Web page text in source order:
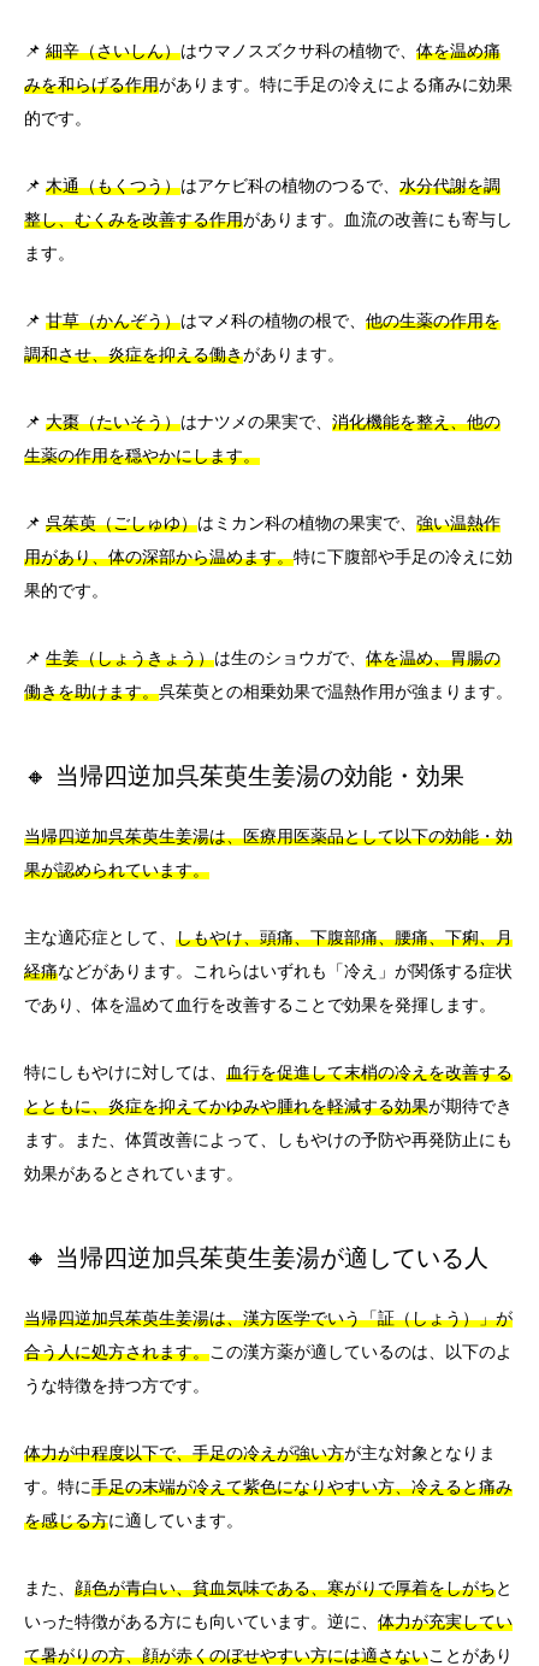
📌 細辛（さいしん）はウマノスズクサ科の植物で、 体を温め痛
みを和らげる作用があります。特に手足の冷えによる痛みに効果
的です。
📌 木通（もくつう）はアケビ科の植物のつるで、 水分代謝を調
整し、むくみを改善する作用があります。血流の改善にも寄与し
ます。
📌 甘草（かんぞう）はマメ科の植物の根で、 他の生薬の作用を
調和させ、炎症を抑える働きがあります。
📌 大棗（たいそう）はナツメの果実で、 消化機能を整え、他の
生薬の作用を穏やかにします。
📌 呉茱萸（ごしゅゆ）はミカン科の植物の果実で、 強い温熱作
用があり、体の深部から温めます。特に下腹部や手足の冷えに効
果的です。
📌 生姜（しょうきょう）は生のショウガで、 体を温め、胃腸の
働きを助けます。呉茱萸との相乗効果で温熱作用が強まります。
🔸 当帰四逆加呉茱萸生姜湯の効能・効果
当帰四逆加呉茱萸生姜湯は、医療用医薬品として以下の効能・効
果が認められています。
主な適応症として、 しもやけ、頭痛、下腹部痛、腰痛、下痢、月
経痛などがあります。これらはいずれも「冷え」が関係する症状
であり、体を温めて血行を改善することで効果を発揮します。
特にしもやけに対しては、 血行を促進して末梢の冷えを改善する
とともに、炎症を抑えてかゆみや腫れを軽減する効果が期待でき
ます。また、体質改善によって、しもやけの予防や再発防止にも
効果があるとされています。
🔸 当帰四逆加呉茱萸生姜湯が適している人
当帰四逆加呉茱萸生姜湯は、漢方医学でいう「証（しょう）」が
合う人に処方されます。この漢方薬が適しているのは、以下のよ
うな特徴を持つ方です。
体力が中程度以下で、手足の冷えが強い方が主な対象となりま
す。特に手足の末端が冷えて紫色になりやすい方、冷えると痛み
を感じる方に適しています。
また、 顔色が青白い、貧血気味である、寒がりで厚着をしがちと
いった特徴がある方にも向いています。逆に、 体力が充実してい
て暑がりの方、顔が赤くのぼせやすい方には適さないことがあり